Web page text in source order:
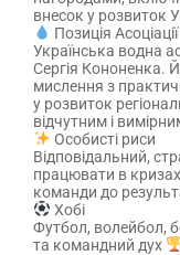
внесок у розвиток
Позиція Асоціації
Українська водна
Сергія Кононенка.
мислення з
у розвиток
відчутним і
Особисті риси
Відповідальний,
працювати в
команди до
Хобі
Футбол, волейбол,
та командний дух